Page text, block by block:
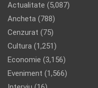
Actualitate (5,087)
Ancheta (788)
Cenzurat (75)
Cultura (1,251)
Economie (3,156)
Eveniment (1,566)